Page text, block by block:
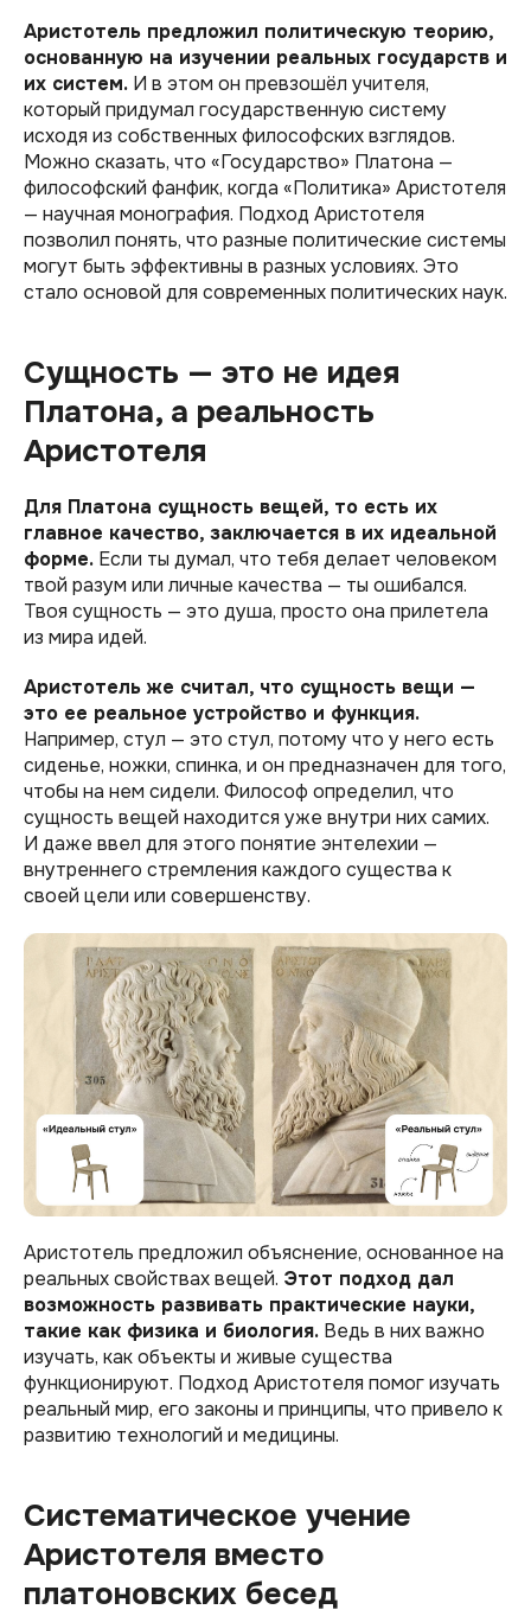
Аристотель предложил политическую теорию,
основанную на изучении реальных государств и
их систем. И в этом он превзошёл учителя,
который придумал государственную систему
исходя из собственных философских взглядов.
Можно сказать, что «‎Государство» Платона —
философский фанфик, когда «‎Политика» Аристотеля
— научная монография. Подход Аристотеля
позволил понять, что разные политические системы
могут быть эффективны в разных условиях. Это
стало основой для современных политических наук.
Сущность — это не идея
Платона, а реальность
Аристотеля
Для Платона сущность вещей, то есть их
главное качество, заключается в их идеальной
форме. Если ты думал, что тебя делает человеком
твой разум или личные качества — ты ошибался.
Твоя сущность — это душа, просто она прилетела
из мира идей.
Аристотель же считал, что сущность вещи —
это ее реальное устройство и функция.
Например, стул — это стул, потому что у него есть
сиденье, ножки, спинка, и он предназначен для того,
чтобы на нем сидели. Философ определил, что
сущность вещей находится уже внутри них самих.
И даже ввел для этого понятие энтелехии —
внутреннего стремления каждого существа к
своей цели или совершенству.
Аристотель предложил объяснение, основанное на
реальных свойствах вещей. Этот подход дал
возможность развивать практические науки,
такие как физика и биология. Ведь в них важно
изучать, как объекты и живые существа
функционируют. Подход Аристотеля помог изучать
реальный мир, его законы и принципы, что привело к
развитию технологий и медицины.
Систематическое учение
Аристотеля вместо
платоновских бесед